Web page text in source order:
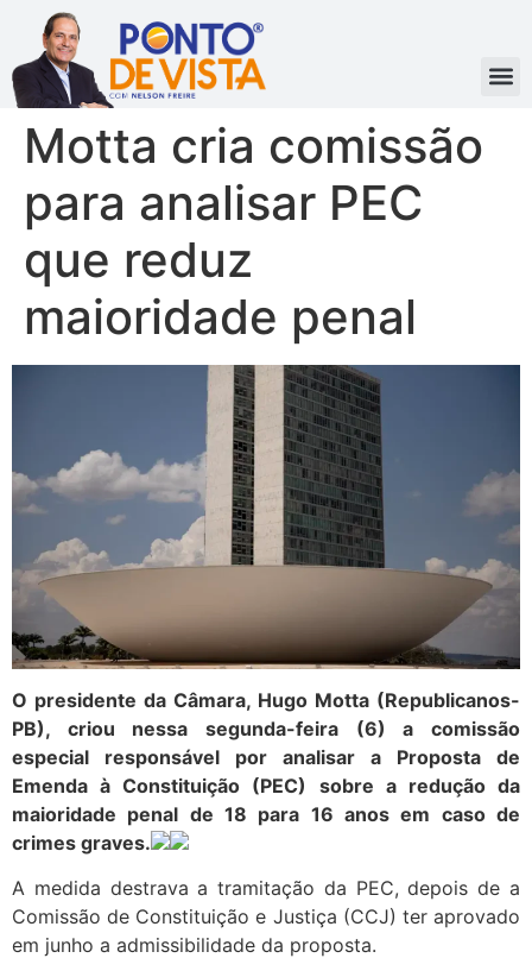
Motta cria comissão
para analisar PEC
que reduz
maioridade penal
O presidente da Câmara, Hugo Motta (Republicanos-
PB), criou nessa segunda-feira (6) a comissão
especial responsável por analisar a Proposta de
Emenda à Constituição (PEC) sobre a redução da
maioridade penal de 18 para 16 anos em caso de
crimes graves.
A medida destrava a tramitação da PEC, depois de a
Comissão de Constituição e Justiça (CCJ) ter aprovado
em junho a admissibilidade da proposta.